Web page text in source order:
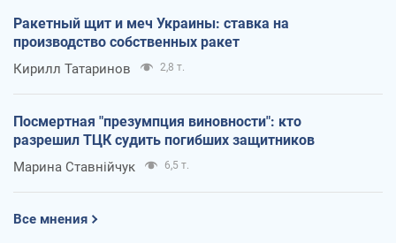
Ракетный щит и меч Украины: ставка на
производство собственных ракет
Кирилл Татаринов 2,8 т.
Посмертная "презумпция виновности": кто
разрешил ТЦК судить погибших защитников
Марина Ставнійчук 6,5 т.
Все мнения